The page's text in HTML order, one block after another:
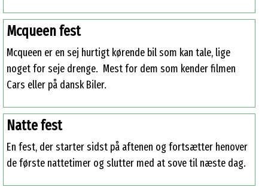
Mcqueen fest
Mcqueen er en sej hurtigt kørende bil som kan tale, lige
noget for seje drenge. Mest for dem som kender filmen
Cars eller på dansk Biler.
Natte fest
En fest, der starter sidst på aftenen og fortsætter henover
de første nattetimer og slutter med at sove til næste dag.